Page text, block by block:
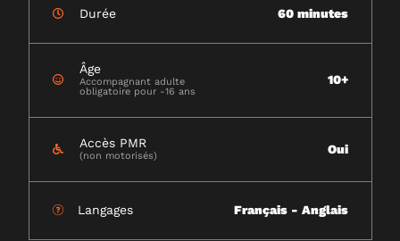
Durée 60 minutes
Âge
Accompagnant adulte
obligatoire pour -16 ans
10+
Accès PMR
(non motorisés) Oui
Langages Français - Anglais